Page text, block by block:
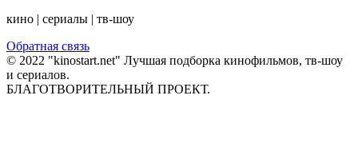
кино | сериалы | тв-шоу
Обратная связь
© 2022 "kinostart.net" Лучшая подборка кинофильмов, тв-шоу
и сериалов.
БЛАГОТВОРИТЕЛЬНЫЙ ПРОЕКТ.